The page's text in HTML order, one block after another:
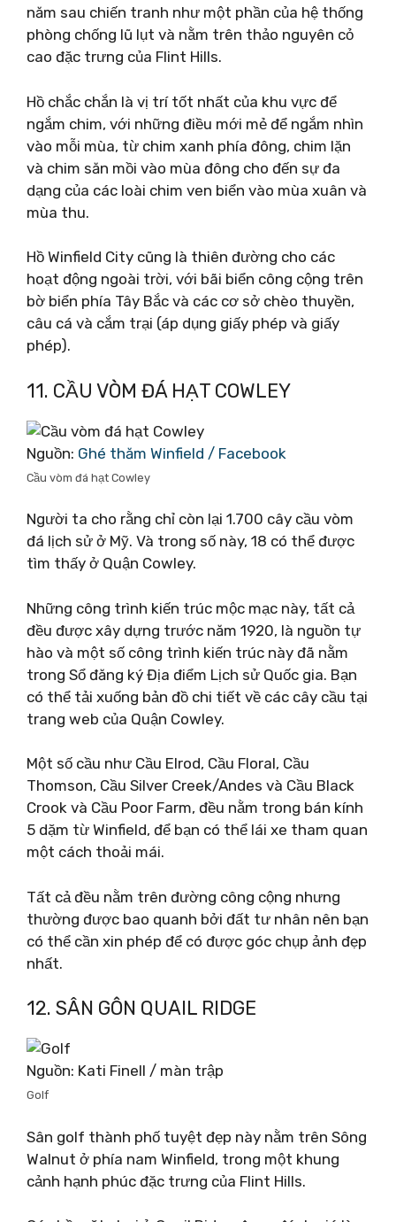
năm sau chiến tranh như một phần của hệ thống
phòng chống lũ lụt và nằm trên thảo nguyên cỏ
cao đặc trưng của Flint Hills.
Hồ chắc chắn là vị trí tốt nhất của khu vực để
ngắm chim, với những điều mới mẻ để ngắm nhìn
vào mỗi mùa, từ chim xanh phía đông, chim lặn
và chim săn mồi vào mùa đông cho đến sự đa
dạng của các loài chim ven biển vào mùa xuân và
mùa thu.
Hồ Winfield City cũng là thiên đường cho các
hoạt động ngoài trời, với bãi biển công cộng trên
bờ biển phía Tây Bắc và các cơ sở chèo thuyền,
câu cá và cắm trại (áp dụng giấy phép và giấy
phép).
11. CẦU VÒM ĐÁ HẠT COWLEY
Nguồn: Ghé thăm Winfield / Facebook
Cầu vòm đá hạt Cowley
Người ta cho rằng chỉ còn lại 1.700 cây cầu vòm
đá lịch sử ở Mỹ. Và trong số này, 18 có thể được
tìm thấy ở Quận Cowley.
Những công trình kiến ​​trúc mộc mạc này, tất cả
đều được xây dựng trước năm 1920, là nguồn tự
hào và một số công trình kiến ​​trúc này đã nằm
trong Sổ đăng ký Địa điểm Lịch sử Quốc gia. Bạn
có thể tải xuống bản đồ chi tiết về các cây cầu tại
trang web của Quận Cowley.
Một số cầu như Cầu Elrod, Cầu Floral, Cầu
Thomson, Cầu Silver Creek/Andes và Cầu Black
Crook và Cầu Poor Farm, đều nằm trong bán kính
5 dặm từ Winfield, để bạn có thể lái xe tham quan
một cách thoải mái.
Tất cả đều nằm trên đường công cộng nhưng
thường được bao quanh bởi đất tư nhân nên bạn
có thể cần xin phép để có được góc chụp ảnh đẹp
nhất.
12. SÂN GÔN QUAIL RIDGE
Nguồn: Kati Finell / màn trập
Golf
Sân golf thành phố tuyệt đẹp này nằm trên Sông
Walnut ở phía nam Winfield, trong một khung
cảnh hạnh phúc đặc trưng của Flint Hills.